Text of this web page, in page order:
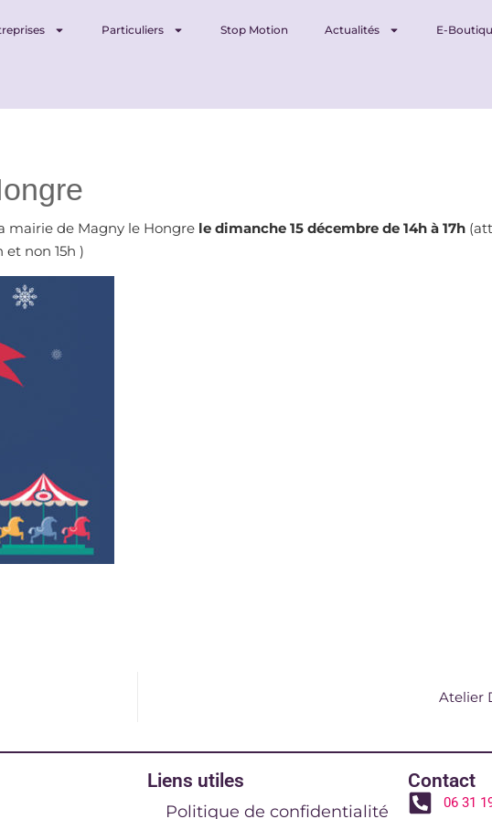
Particuliers Stop Motion Actualités E-
mairie de Magny le Hongre le dimanche 15 décembre de 14h à 17h
non 15h )
Atelier
Liens utiles
Politique de confidentialité
Contact
06 31